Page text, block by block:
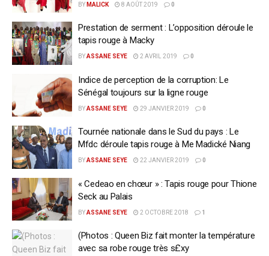
BY MALICK 8 AOÛT 2019 0
Prestation de serment : L’opposition déroule le
tapis rouge à Macky
BYASSANE SEYE 2 AVRIL 2019 0
Indice de perception de la corruption: Le
Sénégal toujours sur la ligne rouge
BYASSANE SEYE 29 JANVIER 2019 0
Tournée nationale dans le Sud du pays : Le
Mfdc déroule tapis rouge à Me Madické Niang
BYASSANE SEYE 22 JANVIER 2019 0
« Cedeao en chœur » : Tapis rouge pour Thione
Seck au Palais
BYASSANE SEYE 2 OCTOBRE 2018 1
(Photos : Queen Biz fait monter la température
avec sa robe rouge très s£xy